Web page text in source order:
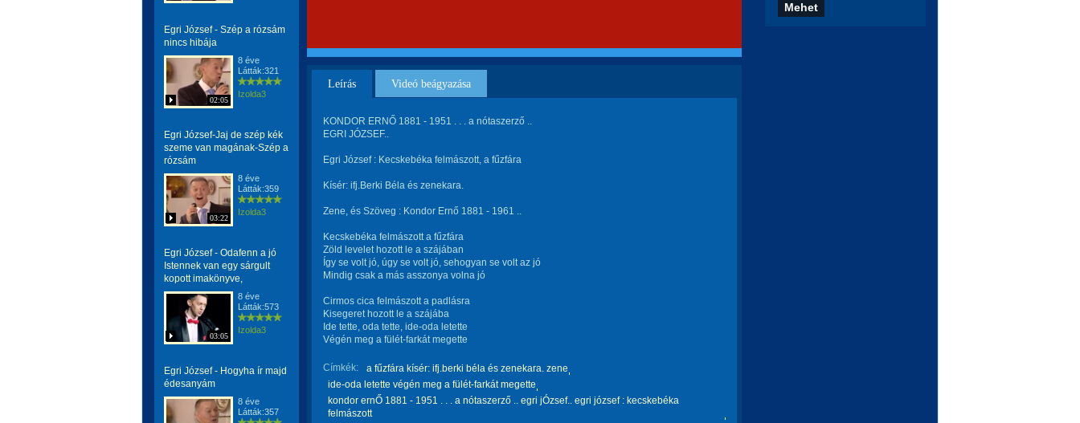
Egri József - Szép a rózsám
nincs hibája
02:05
8 éve
Látták:321
Izolda3
Egri József-Jaj de szép kék
szeme van magának-Szép a
rózsám
03:22
8 éve
Látták:359
Izolda3
Egri József - Odafenn a jó
Istennek van egy sárgult
kopott imakönyve,
03:05
8 éve
Látták:573
Izolda3
Egri József - Hogyha ír majd
édesanyám
8 éve
Látták:357
Leírás Videó beágyazása
KONDOR ERNŐ 1881 - 1951 . . . a nótaszerző ..
EGRI JÓZSEF..
Egri József : Kecskebéka felmászott, a fűzfára
Kísér: ifj.Berki Béla és zenekara.
Zene, és Szöveg : Kondor Ernő 1881 - 1961 ..
Kecskebéka felmászott a fűzfára
Zöld levelet hozott le a szájában
Így se volt jó, úgy se volt jó, sehogyan se volt az jó
Mindig csak a más asszonya volna jó
Cirmos cica felmászott a padlásra
Kisegeret hozott le a szájába
Ide tette, oda tette, ide-oda letette
Végén meg a fülét-farkát megette
Címkék:
a fűzfára kísér: ifj.berki béla és zenekara. zene
ide-oda letette végén meg a fülét-farkát megette
kondor ernŐ 1881 - 1951 . . . a nótaszerző .. egri jÓzsef.. egri józsef : kecskebéka
felmászott